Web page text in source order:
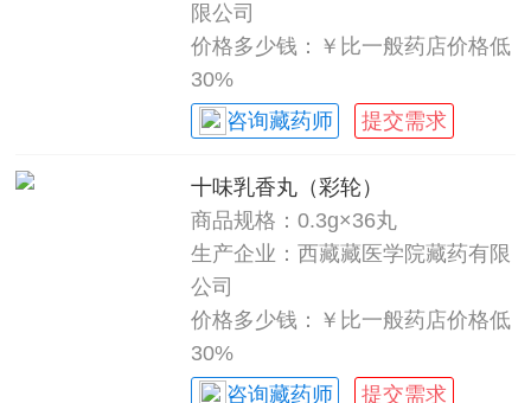
限公司
价格多少钱：￥比一般药店价格低
30%
咨询藏药师
提交需求
十味乳香丸（彩轮）
商品规格：0.3g×36丸
生产企业：西藏藏医学院藏药有限
公司
价格多少钱：￥比一般药店价格低
30%
咨询藏药师
提交需求